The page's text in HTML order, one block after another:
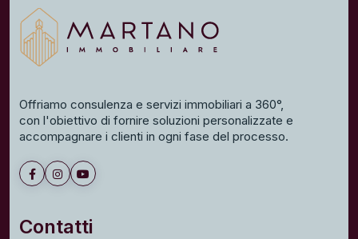
Offriamo consulenza e servizi immobiliari a 360°,
con l'obiettivo di fornire soluzioni personalizzate e
accompagnare i clienti in ogni fase del processo.
Contatti